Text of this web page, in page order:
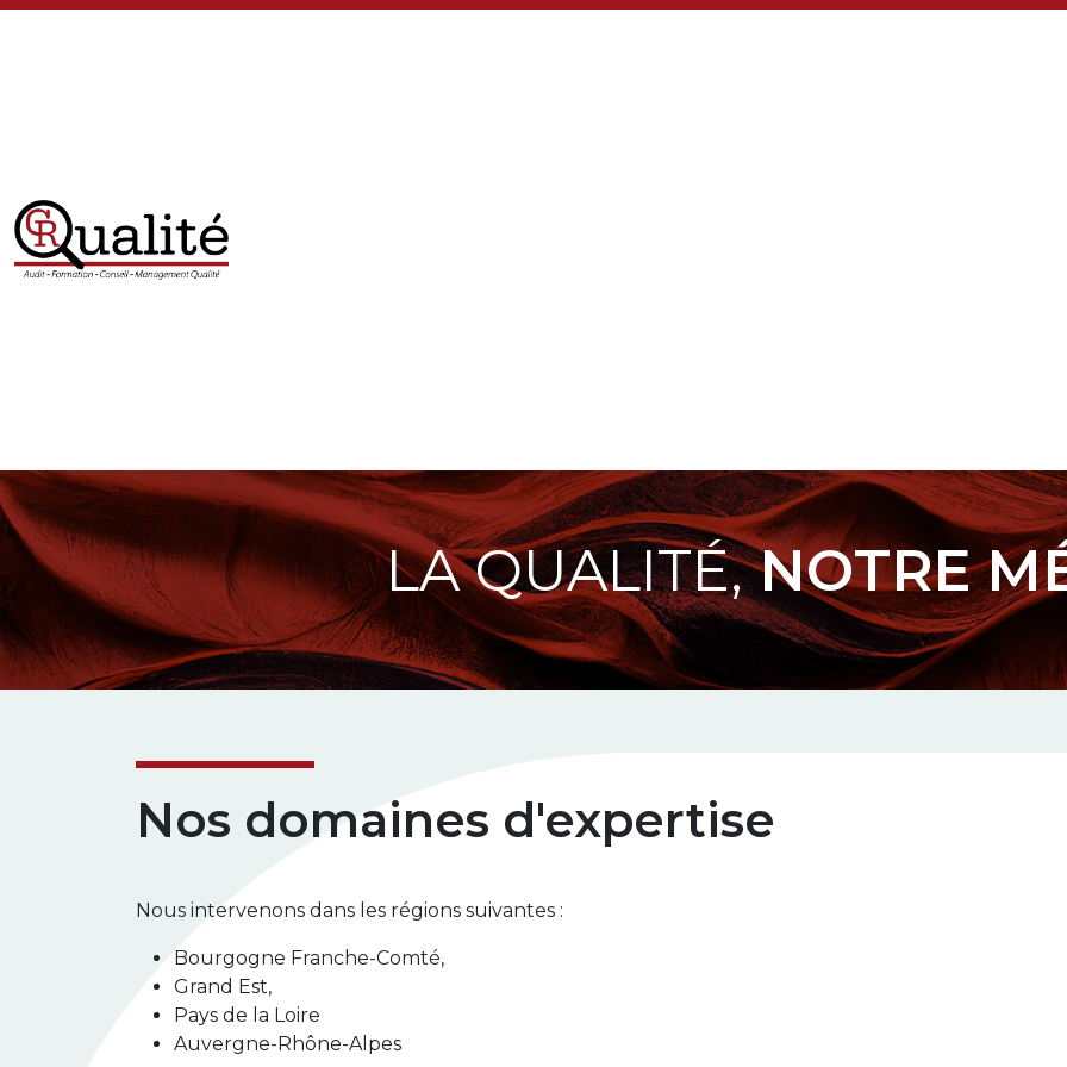
LA QUALITÉ,NOTRE
Nos domaines d'expertise
Nous intervenons dans les régions suivantes :
Bourgogne Franche-Comté,
Grand Est,
Pays de la Loire
Auvergne-Rhône-Alpes